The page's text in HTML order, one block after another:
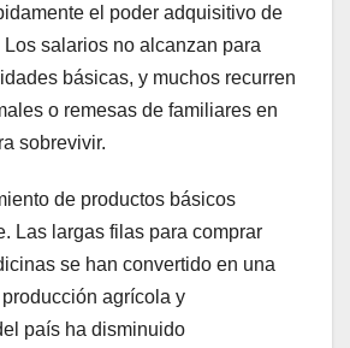
el poder adquisitivo de
Los salarios no alcanzan para
básicas, y muchos recurren
o remesas de familiares en
sobrevivir.
de productos básicos
Las largas filas para comprar
se han convertido en una
agrícola y
país ha disminuido